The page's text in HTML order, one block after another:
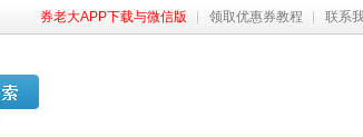
券老大APP下载与微信版 领取优惠券教程 联系